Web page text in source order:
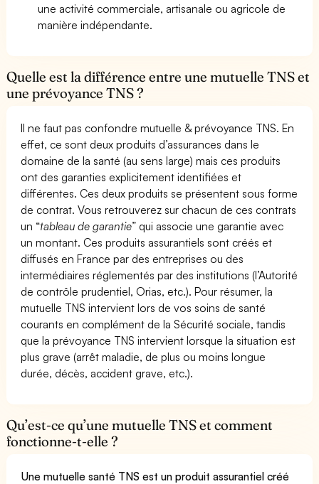
une activité commerciale, artisanale ou agricole de
manière indépendante.
Quelle est la différence entre une mutuelle TNS et
une prévoyance TNS ?
Il ne faut pas confondre mutuelle & prévoyance TNS. En
effet, ce sont deux produits d’assurances dans le
domaine de la santé (au sens large) mais ces produits
ont des garanties explicitement identifiées et
différentes. Ces deux produits se présentent sous forme
de contrat. Vous retrouverez sur chacun de ces contrats
un “tableau de garantie” qui associe une garantie avec
un montant. Ces produits assurantiels sont créés et
diffusés en France par des entreprises ou des
intermédiaires réglementés par des institutions (l’Autorité
de contrôle prudentiel, Orias, etc.). Pour résumer, la
mutuelle TNS intervient lors de vos soins de santé
courants en complément de la Sécurité sociale, tandis
que la prévoyance TNS intervient lorsque la situation est
plus grave (arrêt maladie, de plus ou moins longue
durée, décès, accident grave, etc.).
Qu’est-ce qu’une mutuelle TNS et comment
fonctionne-t-elle ?
Une mutuelle santé TNS est un produit assurantiel créé